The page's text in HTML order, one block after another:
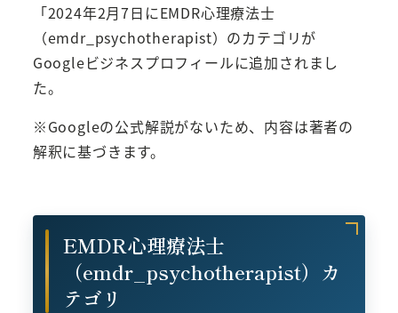
「2024年2月7日にEMDR心理療法士
（emdr_psychotherapist）のカテゴリが
Googleビジネスプロフィールに追加されまし
た。
※Googleの公式解説がないため、内容は著者の
解釈に基づきます。
EMDR心理療法士
（emdr_psychotherapist）カ
テゴリ